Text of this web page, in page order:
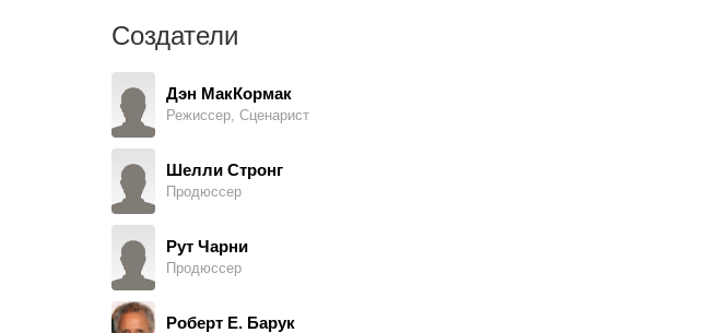
Аликс Д. Смит
Michael Faella
Мэтт Де Мэтт
Уильям Стоун Махони
Создатели
Дэн МакКормак
Режиссер, Сценарист
Шелли Стронг
Продюссер
Рут Чарни
Продюссер
Роберт Е. Барук